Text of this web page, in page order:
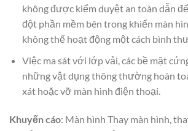
không được kiểm duyệt an toàn dẫn
đột phần mềm bên trong khiến màn
không thể hoạt động một cách bình
Việc ma sát với lớp vải, các bề mặt
những vật dụng thông thường hoàn
xát hoặc vỡ màn hình điện thoại.
Khuyến cáo: Màn hình Thay màn hình,